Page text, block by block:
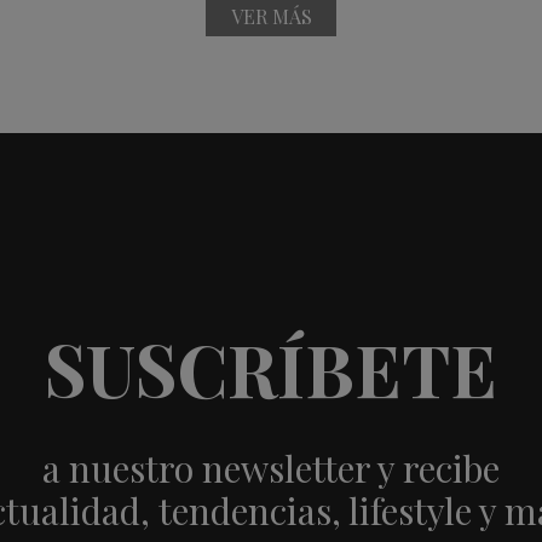
VER MÁS
SUSCRÍBETE
a nuestro newsletter y recibe
tendencias, lifestyle y